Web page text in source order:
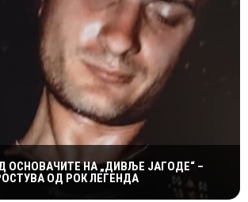
ОСНОВАЧИТЕ НА „ДИВЉЕ ЈАГОДЕ“ –
ОД РОК ЛЕГЕНДА